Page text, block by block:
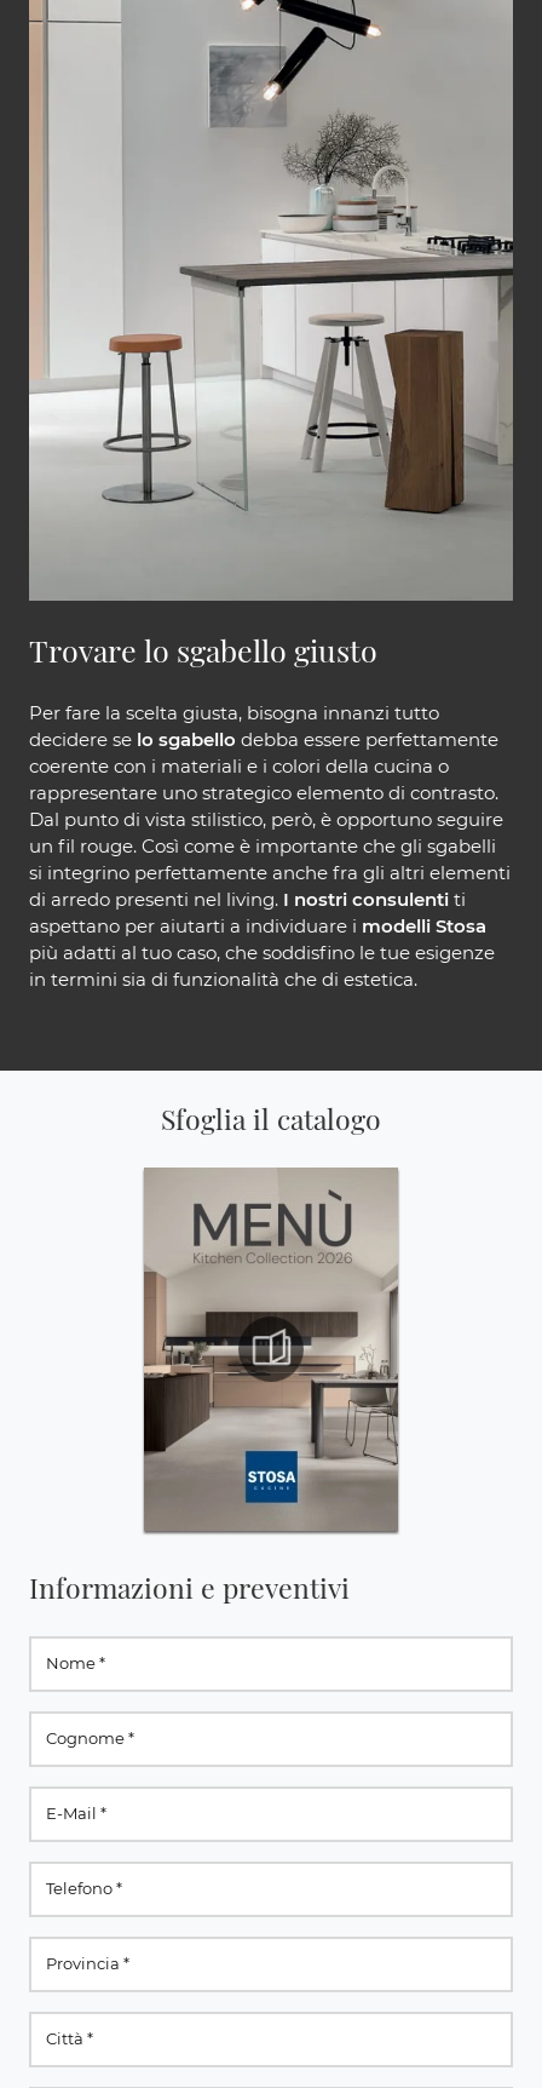
Trovare lo sgabello giusto
Per fare la scelta giusta, bisogna innanzi tutto
decidere se lo sgabello debba essere perfettamente
coerente con i materiali e i colori della cucina o
rappresentare uno strategico elemento di contrasto.
Dal punto di vista stilistico, però, è opportuno seguire
un fil rouge. Così come è importante che gli sgabelli
si integrino perfettamente anche fra gli altri elementi
di arredo presenti nel living. I nostri consulenti ti
aspettano per aiutarti a individuare i modelli Stosa
più adatti al tuo caso, che soddisfino le tue esigenze
in termini sia di funzionalità che di estetica.
Sfoglia il catalogo
Informazioni e preventivi